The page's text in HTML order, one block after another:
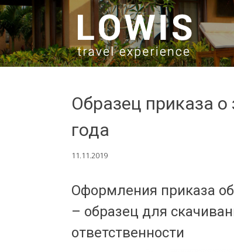
SKIP TO CONTENT
Образец приказа
года
11.11.2019
Оформления приказа
– образец для
ответственности